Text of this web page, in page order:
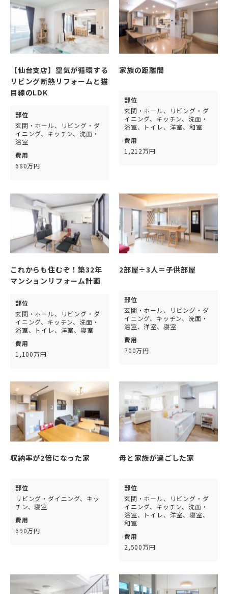
【仙台支店】空気が循環する
リビング断熱リフォームと猫
目線のLDK
部位
玄関・ホール、リビング・ダ
イニング、キッチン、洗面・
浴室
費用
680万円
家族の距離間
部位
玄関・ホール、リビング・ダ
イニング、キッチン、洗面・
浴室、トイレ、洋室、和室
費用
1,212万円
これからも住むぞ！築32年
マンションリフォーム計画
部位
玄関・ホール、リビング・ダ
イニング、キッチン、洗面・
浴室、トイレ、洋室、寝室
費用
1,100万円
2部屋÷3人＝子供部屋
部位
玄関・ホール、リビング・ダ
イニング、キッチン、洗面・
浴室、洋室、寝室
費用
700万円
収納率が2倍になった家
部位
リビング・ダイニング、キッ
チン、寝室
費用
690万円
母と家族が過ごした家
部位
玄関・ホール、リビング・ダ
イニング、キッチン、洗面・
浴室、トイレ、洋室、寝室、
和室
費用
2,500万円